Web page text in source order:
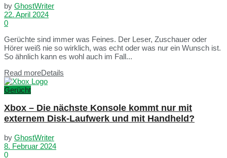
by GhostWriter
22. April 2024
0
Gerüchte sind immer was Feines. Der Leser, Zuschauer oder
Hörer weiß nie so wirklich, was echt oder was nur ein Wunsch ist.
So ähnlich kann es wohl auch im Fall...
Read moreDetails
Gerücht
Xbox – Die nächste Konsole kommt nur mit
externem Disk-Laufwerk und mit Handheld?
by GhostWriter
8. Februar 2024
0